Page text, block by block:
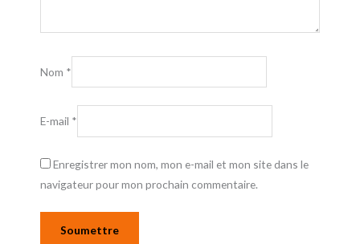
Nom *
E-mail *
Enregistrer mon nom, mon e-mail et mon site dans le
navigateur pour mon prochain commentaire.